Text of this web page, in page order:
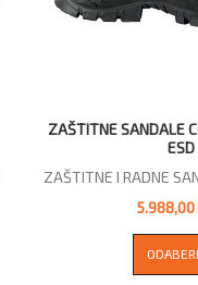
ZAŠTITNE SANDALE
ESD
ZAŠTITNE I RADNE
5.988,00